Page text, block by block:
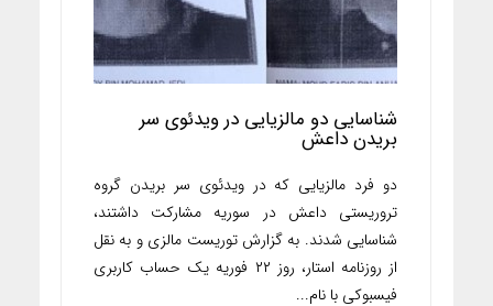
شناسایی دو مالزیایی در ویدئوی سر
بریدن داعش
دو فرد مالزیایی که در ویدئوی سر بریدن گروه
تروریستی داعش در سوریه مشارکت داشتند،
شناسایی شدند. به گزارش توریست مالزی و به نقل
از روزنامه استار، روز ۲۲ فوریه یک حساب کاربری
فیسبوکی با نام...